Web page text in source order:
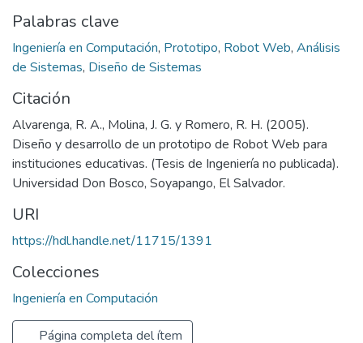
Palabras clave
Ingeniería en Computación, Prototipo, Robot Web, Análisis
de Sistemas, Diseño de Sistemas
Citación
Alvarenga, R. A., Molina, J. G. y Romero, R. H. (2005).
Diseño y desarrollo de un prototipo de Robot Web para
instituciones educativas. (Tesis de Ingeniería no publicada).
Universidad Don Bosco, Soyapango, El Salvador.
URI
https://hdl.handle.net/11715/1391
Colecciones
Ingeniería en Computación
Página completa del ítem